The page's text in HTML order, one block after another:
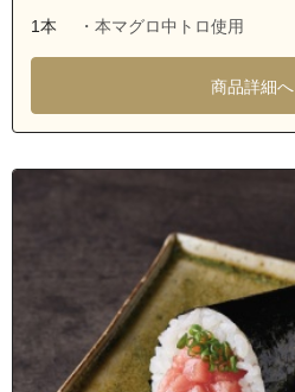
1本 ・本マグロ中トロ使用
商品詳細へ